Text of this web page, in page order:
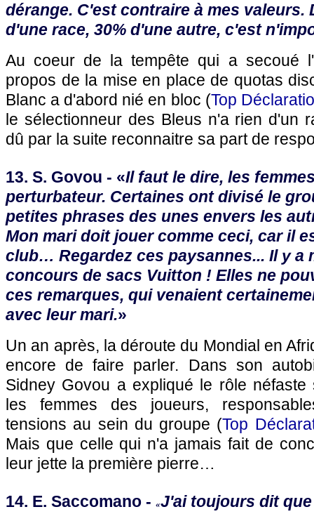
dérange. C'est contraire à mes valeurs.
d'une race, 30% d'une autre, c'est
Au coeur de la tempête qui a secoué
propos de la mise en place de quotas
Blanc a d'abord nié en bloc (Top
le sélectionneur des Bleus n'a rien d'un
dû par la suite reconnaitre sa part de
13. S. Govou - «Il faut le dire, les
perturbateur. Certaines ont divisé le
petites phrases des unes envers les
Mon mari doit jouer comme ceci, car il
club… Regardez ces paysannes... Il y a
concours de sacs Vuitton ! Elles ne
ces remarques, qui venaient
avec leur mari.»
Un an après, la déroute du Mondial en
encore de faire parler. Dans son
Sidney Govou a expliqué le rôle néfaste
les femmes des joueurs,
tensions au sein du groupe (Top
Mais que celle qui n'a jamais fait de
leur jette la première pierre…
14. E. Saccomano - «J'ai toujours dit